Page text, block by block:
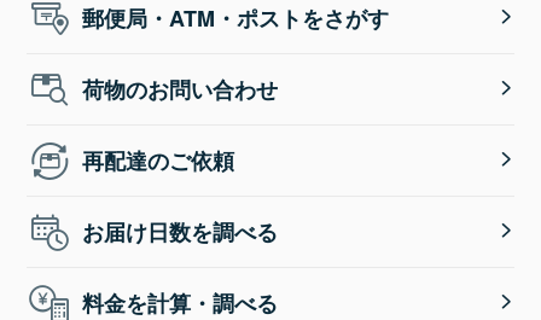
郵便局・ATM・ポストをさがす
荷物のお問い合わせ
再配達のご依頼
お届け日数を調べる
料金を計算・調べる